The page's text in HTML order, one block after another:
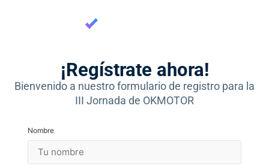
¡Regístrate ahora!
Bienvenido a nuestro formulario de registro para la
III Jornada de OKMOTOR
Nombre